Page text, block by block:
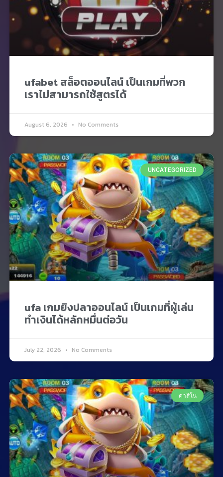
ufabet สล็อตออนไลน์ เป็นเกมที่พวก
เราไม่สามารถใช้สูตรได้
August 6, 2026 No Comments
UNCATEGORIZED
ufa เกมยิงปลาออนไลน์ เป็นเกมที่ผู้เล่น
ทำเงินได้หลักหมื่นต่อวัน
July 22, 2026 No Comments
คาสิโน